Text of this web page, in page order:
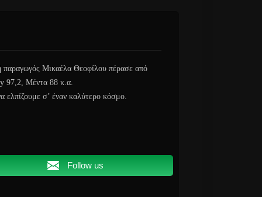
παραγωγός Μικαέλα Θεοφίλου πέρασε από
97,2, Μέντα 88 κ.α.
ελπίζουμε σ’ έναν καλύτερο κόσμο.
Follow us